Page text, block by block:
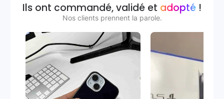
Ils ont commandé, validé et adopté !
Nos clients prennent la parole.